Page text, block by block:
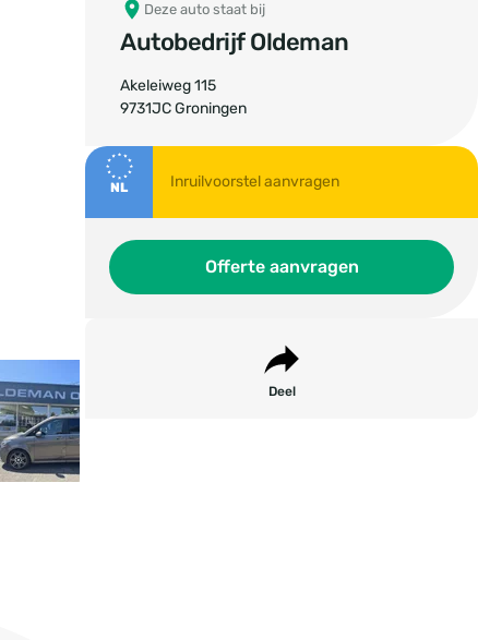
Deze auto staat bij
Autobedrijf Oldeman
Akeleiweg 115
9731JC Groningen
NL
Offerte aanvragen
Deel